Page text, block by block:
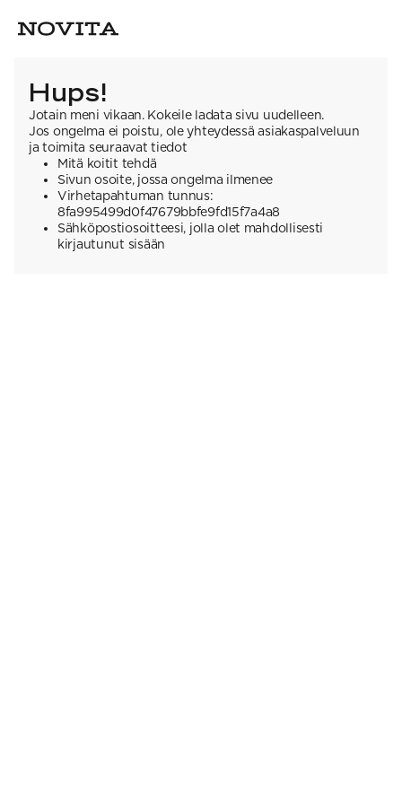
Hups!
Jotain meni vikaan. Kokeile ladata sivu uudelleen.
Jos ongelma ei poistu, ole yhteydessä asiakaspalveluun
ja toimita seuraavat tiedot
Mitä koitit tehdä
Sivun osoite, jossa ongelma ilmenee
Virhetapahtuman tunnus:
8fa995499d0f47679bbfe9fd15f7a4a8
Sähköpostiosoitteesi, jolla olet mahdollisesti
kirjautunut sisään